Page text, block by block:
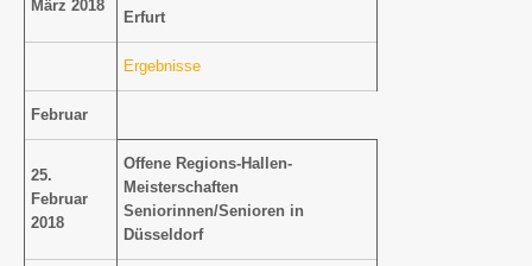
März 2018
Erfurt
Ergebnisse
Februar
25.
Februar
2018
Offene Regions-Hallen-
Meisterschaften
Seniorinnen/Senioren in
Düsseldorf